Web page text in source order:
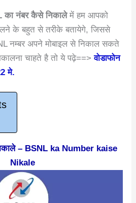
का नंबर कैसे निकालेमें हम आपको
के बहुत से तरीके बतायेगे, जिससे
नम्बर अपने मोबाइल से निकाल सकते
चाहते है तो ये पढ़े==>वोडाफोन
मे.
– BSNL ka Number kaise
Nikale